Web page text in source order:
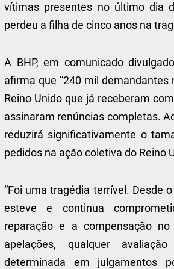
vítimas presentes no último dia
perdeu a filha de cinco anos na
A BHP, em comunicado
afirma que “240 mil demandantes
Reino Unido que já receberam
assinaram renúncias completas.
reduzirá significativamente o
pedidos na ação coletiva do Reino
“Foi uma tragédia terrível. Desde o
esteve e continua
reparação e a compensação
apelações, qualquer
determinada em julgamentos